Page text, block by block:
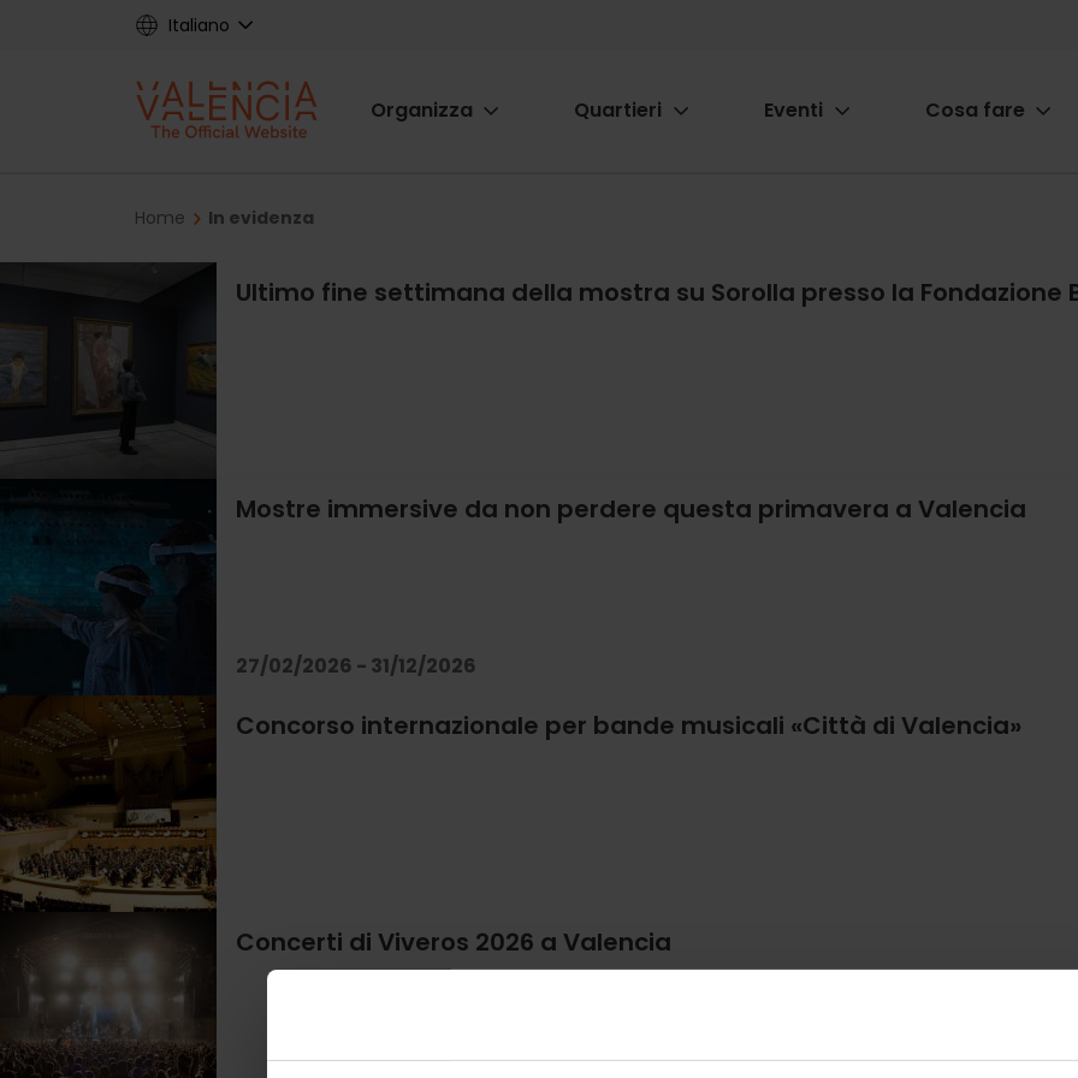
Italiano
Main
Organizza Quartieri Eventi Cosa fare
Breadcrumb
Home In evidenza
Ultimo fine settimana della mostra su Sorolla presso la Fondazione
Mostre immersive da non perdere questa primavera a Valencia
27/02/2026 - 31/12/2026
Concorso internazionale per bande musicali «Città di Valencia»
Concerti di Viveros 2026 a Valencia